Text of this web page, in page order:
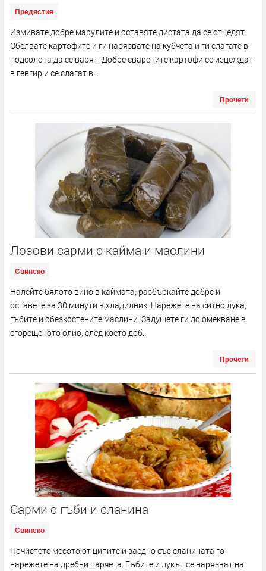
Предястия
Измивате добре марулите и оставяте листата да се отцедят.
Обелвате картофите и ги нарязвате на кубчета и ги слагате в
подсолена да се варят. Добре сварените картофи се изцеждат
в гевгир и се слагат в...
Прочети
Лозови сарми с кайма и маслини
Свинско
Налейте бялото вино в каймата, разбъркайте добре и
оставете за 30 минути в хладилник. Нарежете на ситно лука,
гъбите и обезкостените маслини. Задушете ги до омекване в
сгорещеното олио, след което доб...
Прочети
Сарми с гъби и сланина
Свинско
Почистете месото от ципите и заедно със сланината го
нарежете на дребни парчета. Гъбите и лукът се нарязват на